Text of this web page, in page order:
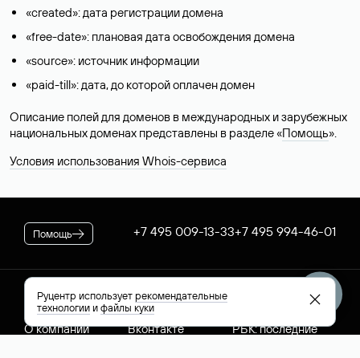
«created»: дата регистрации домена
«free-date»: плановая дата освобождения домена
«source»: источник информации
«paid-till»: дата, до которой оплачен домен
Описание полей для доменов в международных и зарубежных
национальных доменах представлены в разделе «Помощь».
Условия использования Whois-сервиса
Помощь +7 495 009-13-33+7 495 994-46-01
Руцентр
О компании
Социальные сети
Вконтакте
РБК: последние
Руцентр используетрекомендательные
технологииифайлы куки